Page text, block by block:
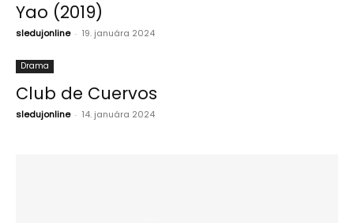
Yao (2019)
sledujonline - 19. januára 2024
Drama
Club de Cuervos
sledujonline - 14. januára 2024